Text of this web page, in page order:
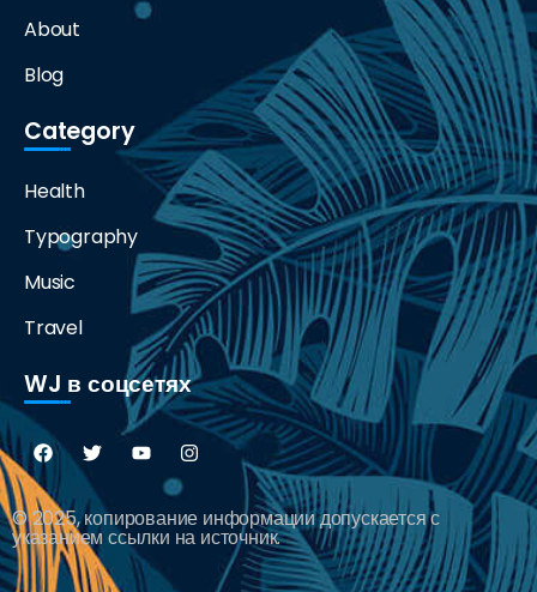
About
Blog
Category
Health
Typography
Music
Travel
WJ в соцсетях
© 2025, копирование информации допускается с
указанием ссылки на источник.